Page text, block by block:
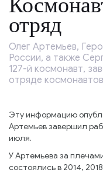
отряд
Олег Артемьев,
России, а также
127-й космонавт,
отряде
Эту информацию
Артемьев завершил
июля.
У Артемьева за
состоялись в 2014,